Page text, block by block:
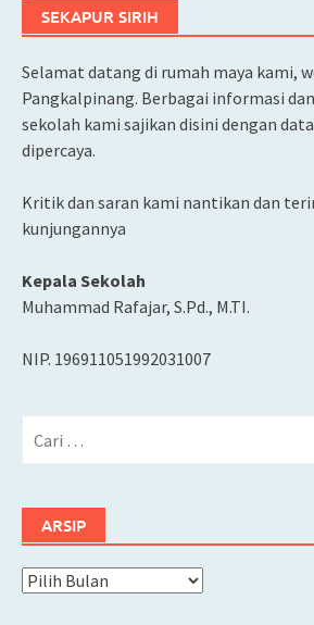
SEKAPUR SIRIH
Selamat datang di rumah maya kami,
Pangkalpinang. Berbagai informasi
sekolah kami sajikan disini dengan
dipercaya.
Kritik dan saran kami nantikan dan
kunjungannya
Kepala Sekolah
Muhammad Rafajar, S.Pd., M.TI.
NIP. 196911051992031007
ARSIP
Arsip